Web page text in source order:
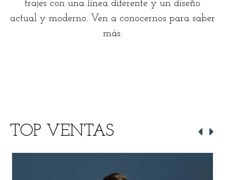
trajes con una línea diferente y un diseño
actual y moderno. Ven a conocernos para saber
más.
TOP VENTAS